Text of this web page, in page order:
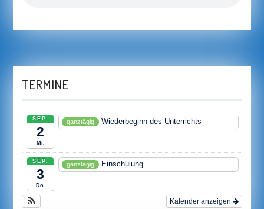
TERMINE
SEP.
2
Mi.
ganztägig Wiederbeginn des Unterrichts
SEP.
3
Do.
ganztägig Einschulung
Kalender anzeigen